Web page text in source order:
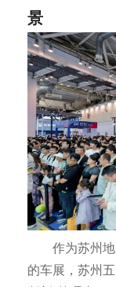
景
作为苏州
的车展，苏州